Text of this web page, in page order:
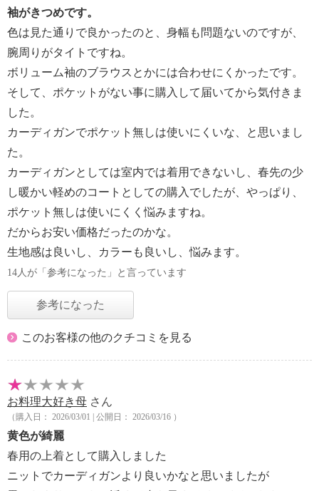
袖がきつめです。
色は見た通りで良かったのと、身幅も問題ないのですが、
腕周りがタイトですね。
ボリューム袖のブラウスとかには合わせにくかったです。
そして、ポケットがない事に購入して届いてから気付きま
した。
カーディガンでポケット無しは使いにくいな、と思いまし
た。
カーディガンとしては室内では着用できないし、春先の少
し暖かい軽めのコートとしての購入でしたが、やっぱり、
ポケット無しは使いにくく悩みますね。
だからお安い価格だったのかな。
生地感は良いし、カラーも良いし、悩みます。
14人が「参考になった」と言っています
参考になった
このお客様の他のクチコミを見る
お料理大好き母 さん
（購入日： 2026/03/01 | 公開日： 2026/03/16 ）
黄色が綺麗
春用の上着として購入しました
ニットでカーディガンより良いかなと思いましたが